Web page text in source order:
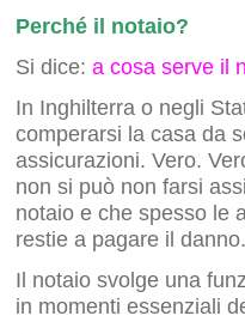
Perché il notaio?
Si dice:a cosa serve il
In Inghilterra o negli
comperarsi la casa da
assicurazioni. Vero.
non si può non farsi
notaio e che spesso le
restie a pagare il danno.
Il notaio svolge una
in momenti essenziali